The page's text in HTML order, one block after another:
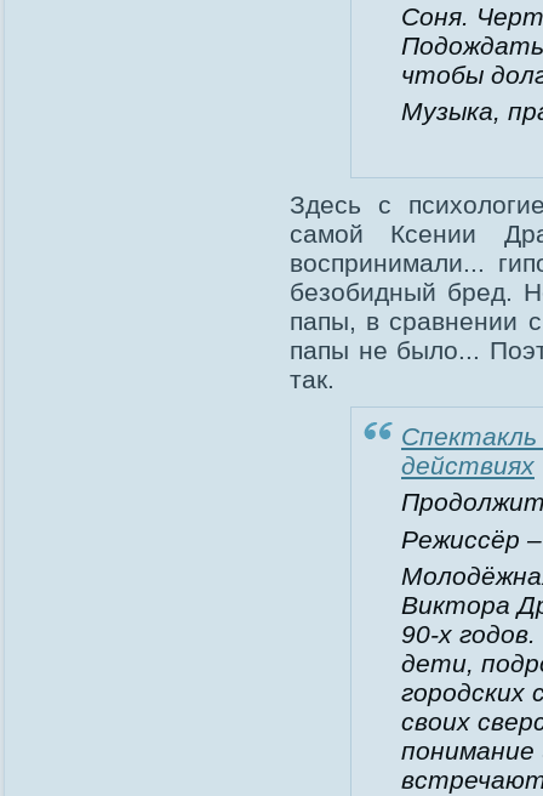
Соня.
чтобы
Музыка,
Здесь с
самой Ксении
воспринимали...
безобидный бред.
папы, в сравнении
папы не было...
так.
Спектакль
действиях
Режиссёр
Виктора
90-х
дети,
городских
своих